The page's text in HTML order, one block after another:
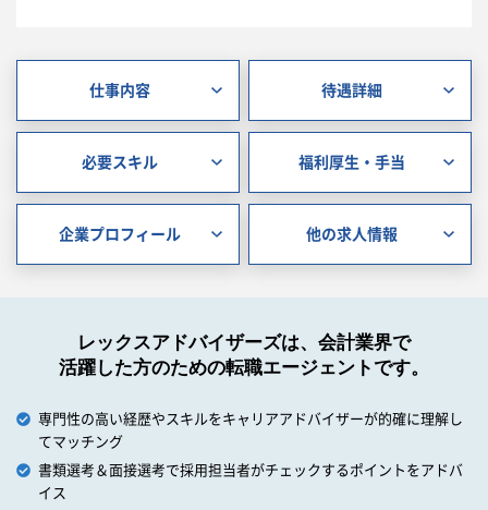
仕事内容 待遇詳細
必要スキル 福利厚生・手当
企業プロフィール 他の求人情報
レックスアドバイザーズは、会計業界で
活躍した方のための転職エージェントです。
専門性の高い経歴やスキルをキャリアアドバイザーが的確に理解し
てマッチング
書類選考＆面接選考で採用担当者がチェックするポイントをアドバ
イス